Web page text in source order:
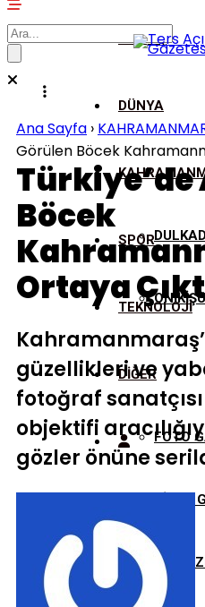
ASAYİŞ
DÜNYA
SPOR
TEKNOLOJİ
DİĞER
FOTO
VİDEO
Ana Sayfa ›
Görülen Böcek
Türkiye’de
Böcek
Ortaya
güzellikleri ve
fotoğraf
objektifi
gözler önüne